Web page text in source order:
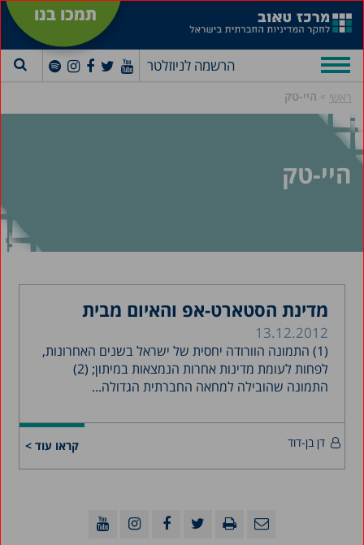
תמכו בנו
הרשמה לניוזלטר
ראשי » היי-טק
היי-טק
מדינת הסטארט-אפ והאיום מבית
13.12.2012
(1) התמונה הוורודה יחסית של ישראל בשנים האחרונות,
לפחות לעומת מדינות אחרות הנמצאות במיתון; (2)
התמונה שהובילה למחאה החברתית הגדולה...
קראו עוד > דן בן-דוד